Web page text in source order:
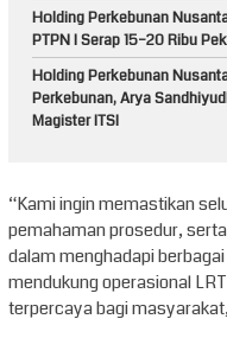
Holding Perkebunan
PTPN I Serap 15–20 Ribu
Holding Perkebunan
Perkebunan, Arya
Magister ITSI
“Kami ingin memastikan
pemahaman prosedur,
dalam menghadapi
mendukung operasional
terpercaya bagi